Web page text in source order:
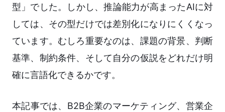
型」でした。しかし、推論能力が高まったAIに対
しては、その型だけでは差別化になりにくくなっ
ています。むしろ重要なのは、課題の背景、判断
基準、制約条件、そして自分の仮説をどれだけ明
確に言語化できるかです。
本記事では、B2B企業のマーケティング、営業企